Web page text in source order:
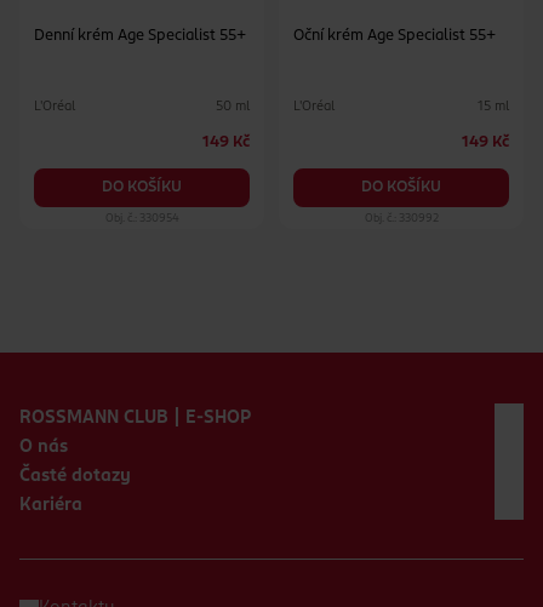
Denní krém Age Specialist 55+
L'Oréal 50 ml
149 Kč
DO KOŠÍKU
Obj. č.: 330954
Oční krém Age Specialist 55+
L'Oréal 15 ml
149 Kč
DO KOŠÍKU
Obj. č.: 330992
ROSSMANN CLUB | E-SHOP
O nás
Časté dotazy
Kariéra